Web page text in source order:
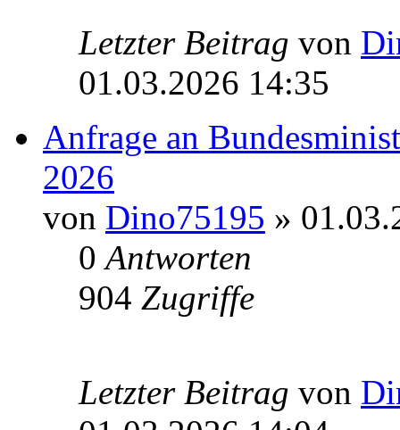
Letzter Beitrag von
01.03.2026 14:35
Anfrage an
2026
von Dino75195 »
0Antworten
904 Zugriffe
Letzter Beitrag von